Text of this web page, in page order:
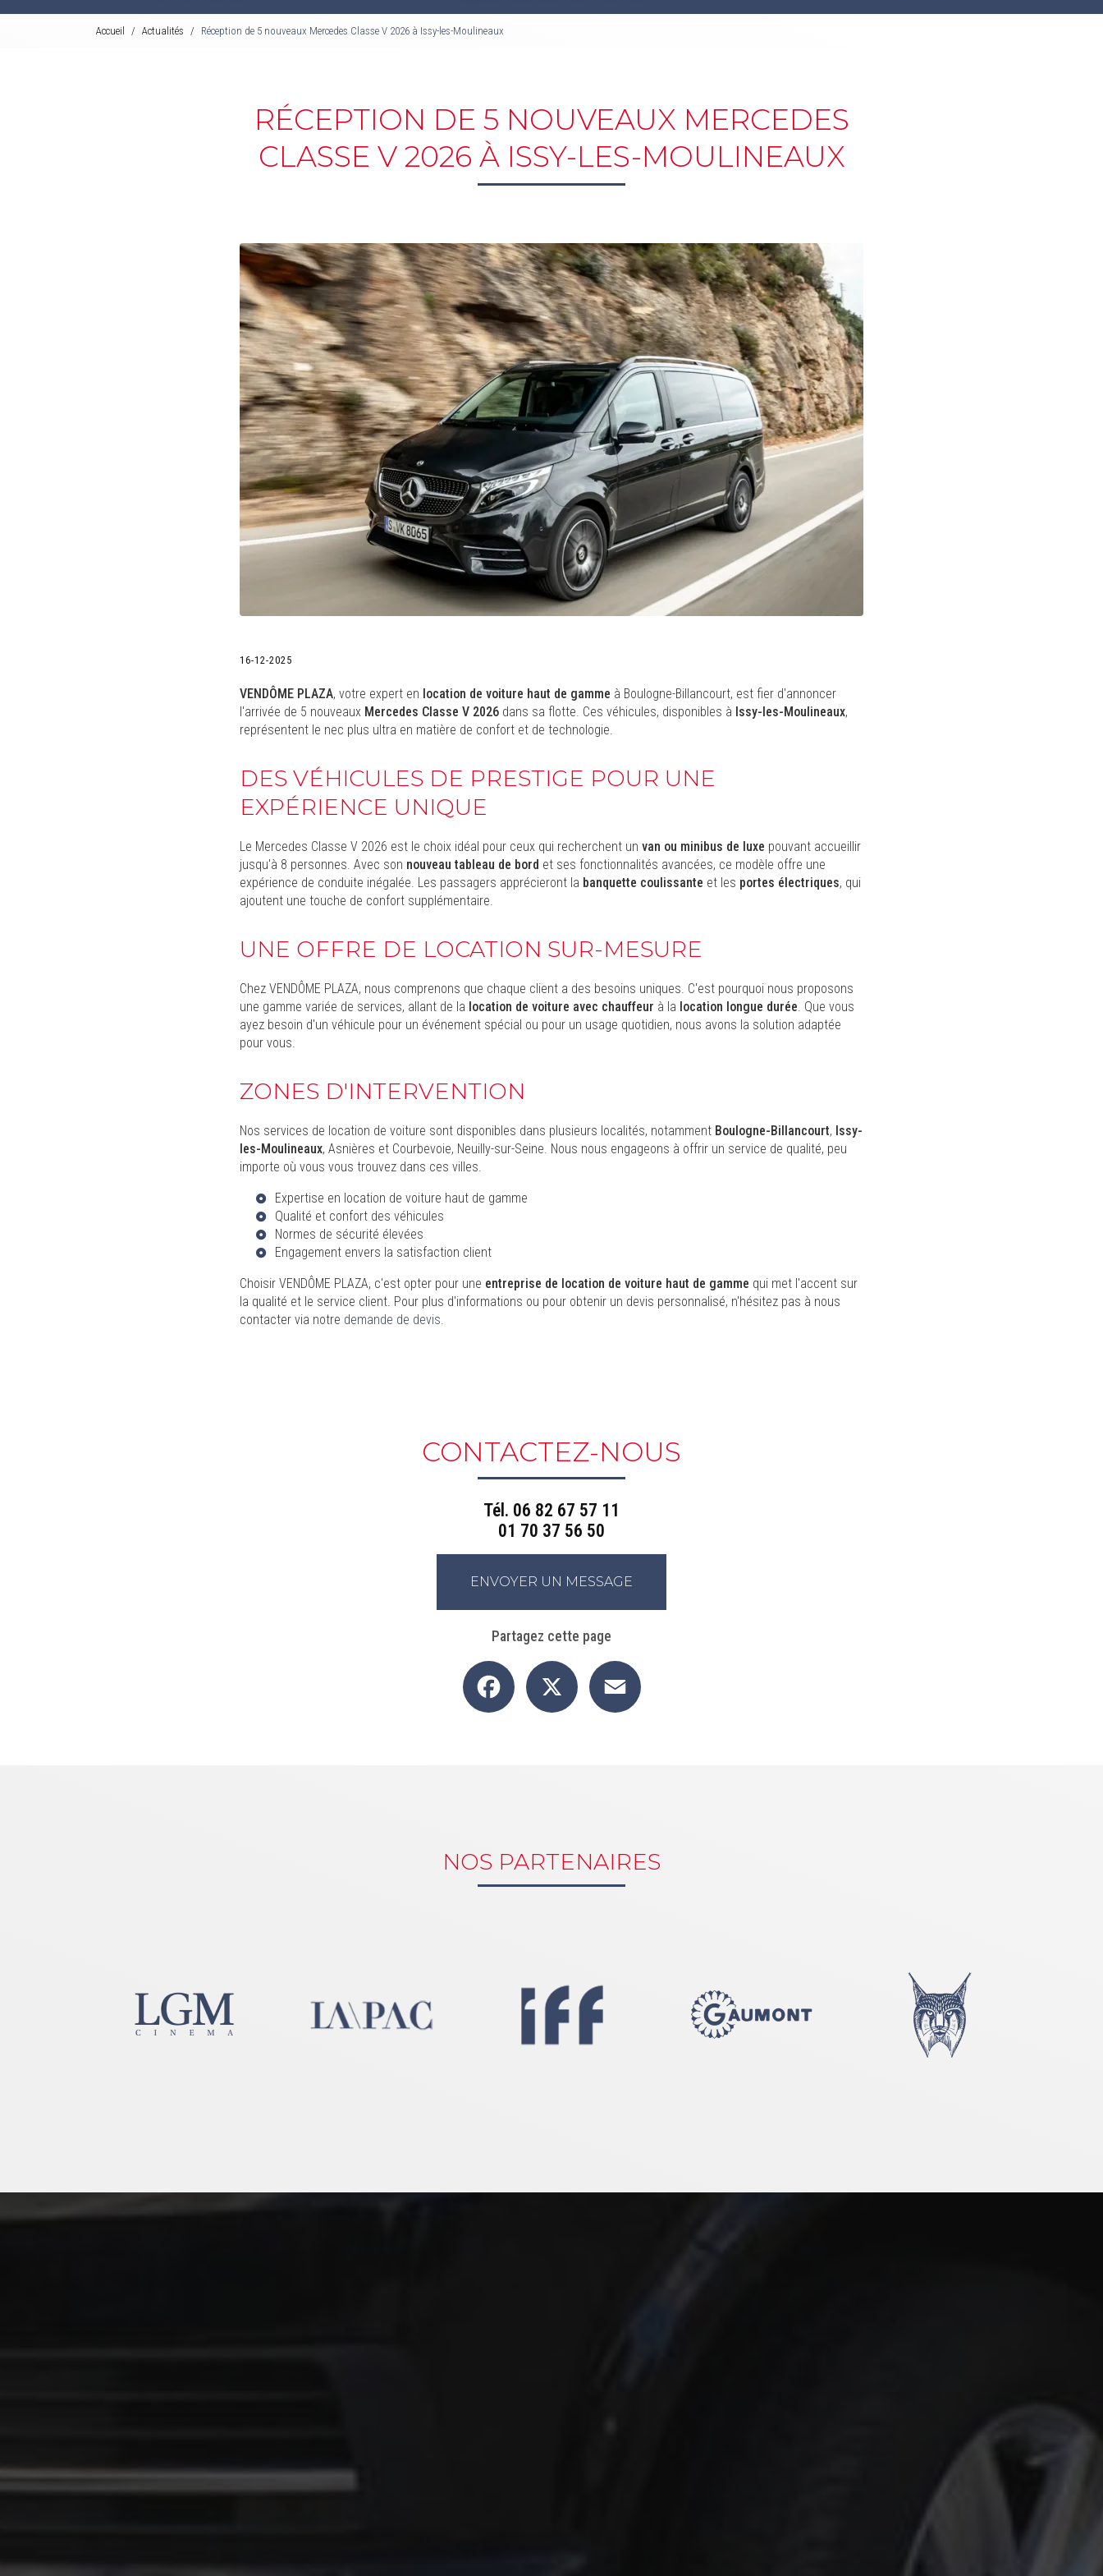
Accueil Actualités Réception de 5 nouveaux Mercedes Classe V 2026 à Issy-les-Moulineaux
RÉCEPTION DE 5 NOUVEAUX MERCEDES
CLASSE V 2026 À ISSY-LES-MOULINEAUX
16-12-2025
VENDÔME PLAZA, votre expert en location de voiture haut de gamme à Boulogne-Billancourt, est fier d'annoncer
l'arrivée de 5 nouveaux Mercedes Classe V 2026 dans sa flotte. Ces véhicules, disponibles à Issy-les-Moulineaux,
représentent le nec plus ultra en matière de confort et de technologie.
DES VÉHICULES DE PRESTIGE POUR UNE
EXPÉRIENCE UNIQUE
Le Mercedes Classe V 2026 est le choix idéal pour ceux qui recherchent un van ou minibus de luxe pouvant accueillir
jusqu'à 8 personnes. Avec son nouveau tableau de bord et ses fonctionnalités avancées, ce modèle offre une
expérience de conduite inégalée. Les passagers apprécieront la banquette coulissante et les portes électriques, qui
ajoutent une touche de confort supplémentaire.
UNE OFFRE DE LOCATION SUR-MESURE
Chez VENDÔME PLAZA, nous comprenons que chaque client a des besoins uniques. C'est pourquoi nous proposons
une gamme variée de services, allant de la location de voiture avec chauffeur à la location longue durée. Que vous
ayez besoin d'un véhicule pour un événement spécial ou pour un usage quotidien, nous avons la solution adaptée
pour vous.
ZONES D'INTERVENTION
Nos services de location de voiture sont disponibles dans plusieurs localités, notamment Boulogne-Billancourt, Issy-
les-Moulineaux, Asnières et Courbevoie, Neuilly-sur-Seine. Nous nous engageons à offrir un service de qualité, peu
importe où vous vous trouvez dans ces villes.
Expertise en location de voiture haut de gamme
Qualité et confort des véhicules
Normes de sécurité élevées
Engagement envers la satisfaction client
Choisir VENDÔME PLAZA, c'est opter pour une entreprise de location de voiture haut de gamme qui met l'accent sur
la qualité et le service client. Pour plus d'informations ou pour obtenir un devis personnalisé, n'hésitez pas à nous
contacter via notre demande de devis.
CONTACTEZ-NOUS
Tél. 06 82 67 57 11
01 70 37 56 50
ENVOYER UN MESSAGE
Partagez cette page
Facebook
NOS PARTENAIRES